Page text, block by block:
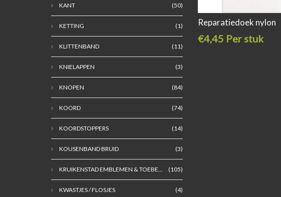
KANT (50)
KETTING (1)
KLITTENBAND (11)
KNIELAPPEN (3)
KNOPEN (84)
KOORD (74)
KOORDSTOPPERS (14)
KOUSENBAND BRUID (3)
KRUIKENSTAD EMBLEMEN & TOEBE... (105)
KWASTJES / FLOSJES (4)
Reparatiedoek nylon
€4,45 Per stuk